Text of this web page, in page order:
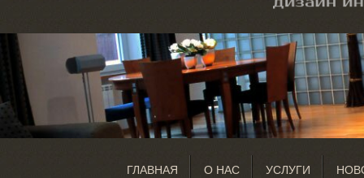
ГЛАВНАЯ О НАС УСЛУГИ